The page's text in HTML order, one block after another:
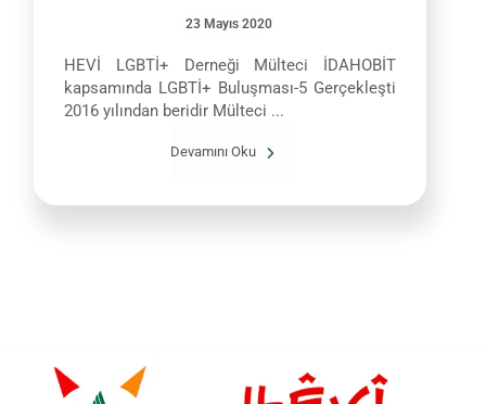
23 Mayıs 2020
HEVİ LGBTİ+ Derneği Mülteci İDAHOBİT
kapsamında LGBTİ+ Buluşması-5 Gerçekleşti
2016 yılından beridir Mülteci ...
Devamını Oku